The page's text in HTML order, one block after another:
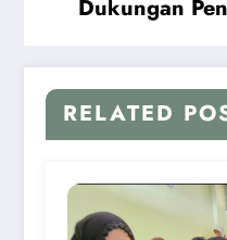
Dukungan
RELATED